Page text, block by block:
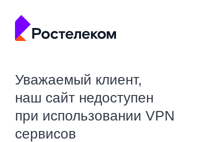
Уважаемый клиент,
наш сайт недоступен
при использовании VPN
сервисов